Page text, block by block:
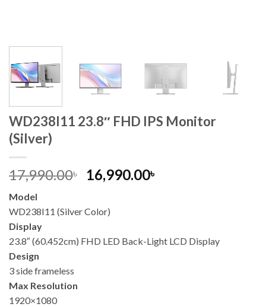
WD238I11 23.8″ FHD IPS Monitor
(Silver)
17,990.00৳
Original
price
17,990.00৳ .
16,990.00৳
Model
WD238I11 (Silver Color)
Display
23.8″ (60.452cm) FHD LED Back-Light LCD Display
Design
3 side frameless
Max Resolution
1920×1080